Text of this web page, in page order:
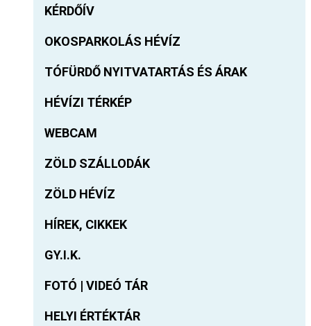
KÉRDŐÍV
OKOSPARKOLÁS HÉVÍZ
TÓFÜRDŐ NYITVATARTÁS ÉS ÁRAK
HÉVÍZI TÉRKÉP
WEBCAM
ZÖLD SZÁLLODÁK
ZÖLD HÉVÍZ
HÍREK, CIKKEK
GY.I.K.
FOTÓ | VIDEÓ TÁR
HELYI ÉRTÉKTÁR